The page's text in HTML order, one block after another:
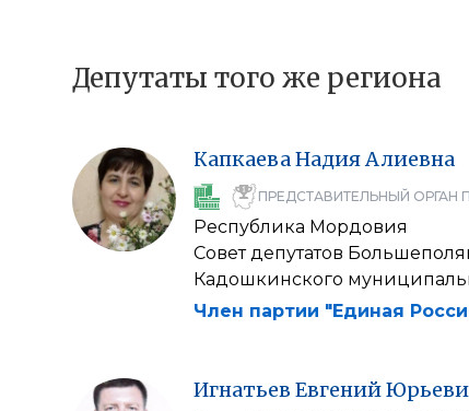
Депутаты того же региона
КапкаеваНадияАлиевна
ПРЕДСТАВИТЕЛЬНЫЙ ОРГАН
Республика Мордовия
Совет депутатов
Кадошкинского
Член партии "Единая
Игнатьев Евгений